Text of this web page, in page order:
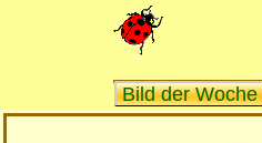
Bild der Woche